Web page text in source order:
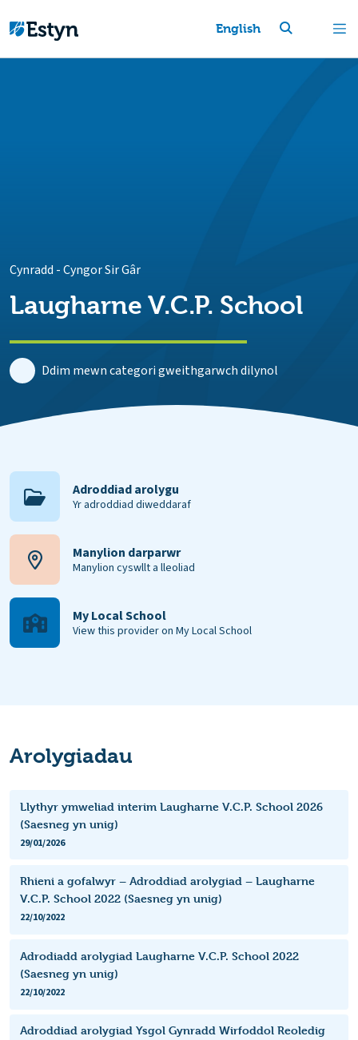
English
Cynradd -Cyngor Sir Gâr
Laugharne V.C.P. School
Ddim mewn categori gweithgarwch dilynol
Adroddiad arolygu
Yr adroddiad diweddaraf
Manylion darparwr
Manylion cyswllt a lleoliad
My Local School
View this provider on My Local School
Arolygiadau
Llythyr ymweliad interim Laugharne V.C.P. School 2026
(Saesneg yn unig)
29/01/2026
Rhieni a gofalwyr – Adroddiad arolygiad – Laugharne
V.C.P. School 2022 (Saesneg yn unig)
22/10/2022
Adrodiadd arolygiad Laugharne V.C.P. School 2022
(Saesneg yn unig)
22/10/2022
Adroddiad arolygiad Ysgol Gynradd Wirfoddol Reoledig